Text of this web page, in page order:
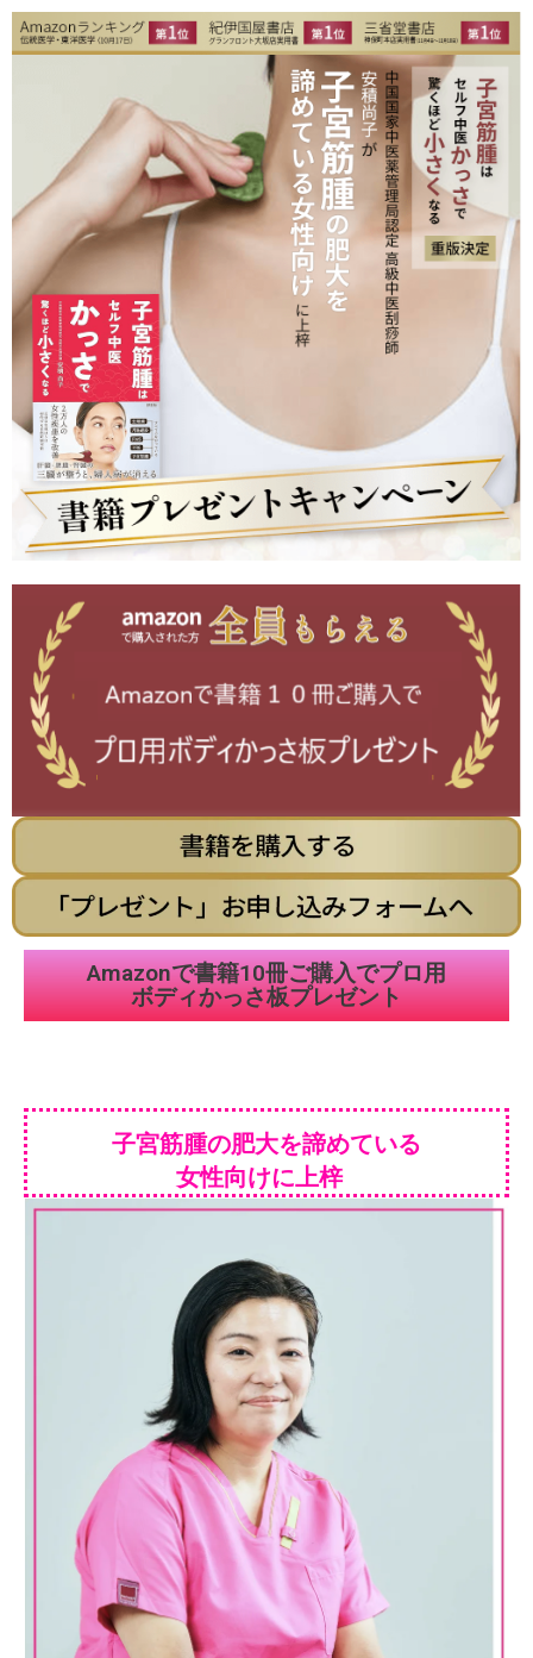
Amazonで書籍10冊ご購入でプロ用
ボディかっさ板プレゼント
子宮筋腫の肥大を諦めている
女性向けに上梓